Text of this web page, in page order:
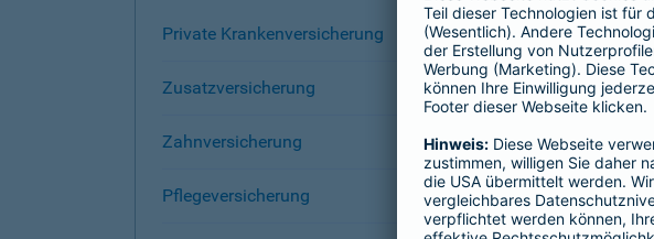
Private Krankenversicherung
Zusatzversicherung
Zahnversicherung
Pflegeversicherung